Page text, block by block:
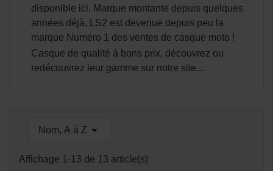
disponible ici. Marque montante depuis quelques
années déjà, LS2 est devenue depuis peu la
marque Numéro 1 des ventes de casque moto !
Casque de qualité à bons prix, découvrez ou
redécouvrez leur gamme sur notre site...
Nom, A à Z 
Affichage 1-13 de 13 article(s)